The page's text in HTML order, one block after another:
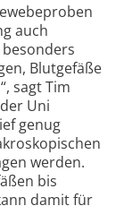
auch
Blutgefäße
sagt Tim
Uni
genug
werden.
bis
damit für